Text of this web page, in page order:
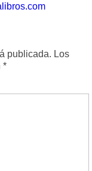
publicada. Los
*